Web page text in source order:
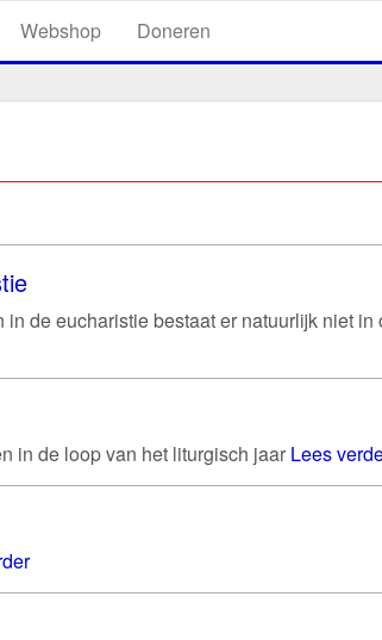
Webshop Doneren
de eucharistie bestaat er natuurlijk niet in
in de loop van het liturgisch jaar Lees